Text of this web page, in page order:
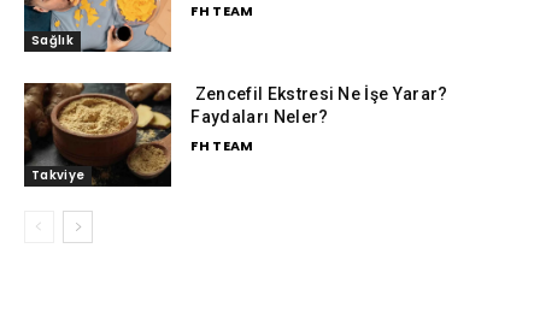
Sağlık
FH TEAM
Takviye
Zencefil Ekstresi Ne İşe Yarar?
Faydaları Neler?
FH TEAM